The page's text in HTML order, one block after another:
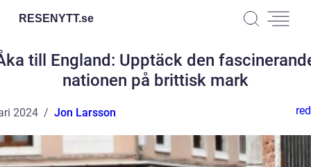
RESENYTT.se
till England: Upptäck den
nationen på brittisk mark
2024 Jon Larsson